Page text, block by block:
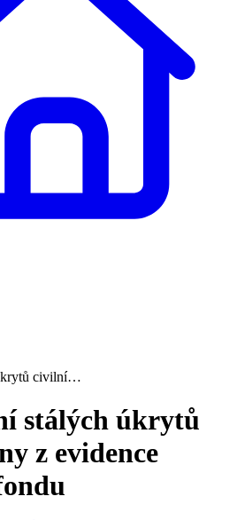
civilní…
stálých úkrytů
z evidence